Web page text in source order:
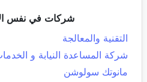
شركات في نفس
التقنية والمعالجة
شركة المساعدة النيابة و
مانوتك سولوشن